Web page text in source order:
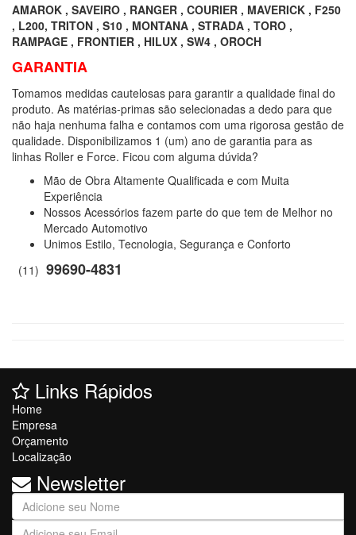
AMAROK , SAVEIRO , RANGER , COURIER , MAVERICK , F250
, L200, TRITON , S10 , MONTANA , STRADA , TORO ,
RAMPAGE , FRONTIER , HILUX , SW4 , OROCH
GARANTIA
Tomamos medidas cautelosas para garantir a qualidade final do
produto. As matérias-primas são selecionadas a dedo para que
não haja nenhuma falha e contamos com uma rigorosa gestão de
qualidade. Disponibilizamos 1 (um) ano de garantia para as
linhas Roller e Force. Ficou com alguma dúvida?
Mão de Obra Altamente Qualificada e com Muita
Experiência
Nossos Acessórios fazem parte do que tem de Melhor no
Mercado Automotivo
Unimos Estilo, Tecnologia, Segurança e Conforto
(11) 99690-4831
Links Rápidos
Home
Empresa
Orçamento
Localização
Newsletter